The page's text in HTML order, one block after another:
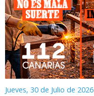
Jueves, 30 de Julio de 2026